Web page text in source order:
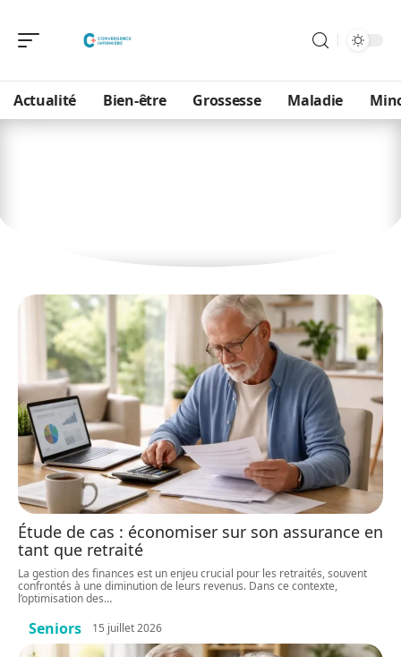
Actualité Bien-être Grossesse Maladie
Étude de cas : économiser sur son assurance en
tant que retraité
La gestion des finances est un enjeu crucial pour les retraités, souvent
confrontés à une diminution de leurs revenus. Dans ce contexte,
l’optimisation des…
Seniors 15 juillet 2026